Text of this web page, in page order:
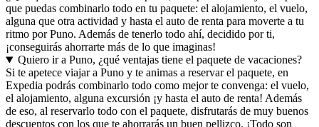
que puedas combinarlo todo en tu paquete: el alojamiento, el vuelo,
alguna que otra actividad y hasta el auto de renta para moverte a tu
ritmo por Puno. Además de tenerlo todo ahí, decidido por ti,
¡conseguirás ahorrarte más de lo que imaginas!
Quiero ir a Puno, ¿qué ventajas tiene el paquete de vacaciones?
Si te apetece viajar a Puno y te animas a reservar el paquete, en
Expedia podrás combinarlo todo como mejor te convenga: el vuelo,
el alojamiento, alguna excursión ¡y hasta el auto de renta! Además
de eso, al reservarlo todo con el paquete, disfrutarás de muy buenos
descuentos con los que te ahorrarás un buen pellizco. ¡Todo son